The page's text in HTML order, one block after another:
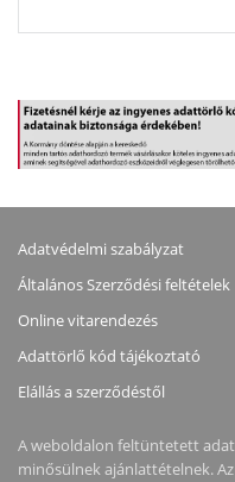
Adatvédelmi szabályzat
Általános Szerződési feltételek
Online vitarendezés
Adattörlő kód tájékoztató
Elállás a szerződéstől
A weboldalon feltüntetett
minősülnek ajánlattételnek.